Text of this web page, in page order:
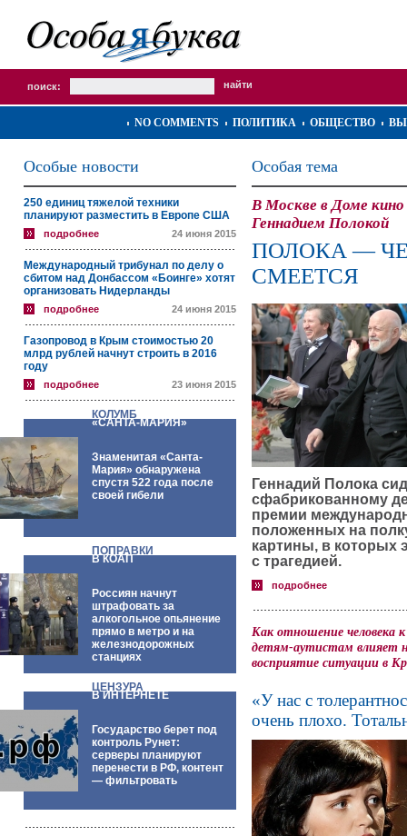
поиск:
NO COMMENTS ПОЛИТИКА ОБЩЕСТВО
Особые новости
250 единиц тяжелой техники
планируют разместить в Европе США
подробнее 24 июня 2015
Международный трибунал по делу о
сбитом над Донбассом «Боинге» хотят
организовать Нидерланды
подробнее 24 июня 2015
Газопровод в Крым стоимостью 20
млрд рублей начнут строить в 2016
году
подробнее 23 июня 2015
КОЛУМБ
«САНТА-МАРИЯ»
Знаменитая «Санта-
Мария» обнаружена
спустя 522 года после
своей гибели
ПОПРАВКИ
В КОАП
Россиян начнут
штрафовать за
алкогольное опьянение
прямо в метро и на
железнодорожных
станциях
ЦЕНЗУРА
В ИНТЕРНЕТЕ
Государство берет под
контроль Рунет:
серверы планируют
перенести в РФ, контент
— фильтровать
Особая тема
В Москве в Доме
Геннадием Полокой
ПОЛОКА —
СМЕЕТСЯ
Геннадий Полока
сфабрикованному
премии
положенных на
картины, в которых
с трагедией.
подробнее
Как отношение человека к
детям-аутистам влияет
восприятие ситуации в
«У нас с
очень плохо.